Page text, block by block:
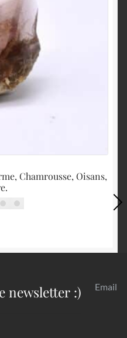
Chamrousse, Oisans,
newsletter :) Email